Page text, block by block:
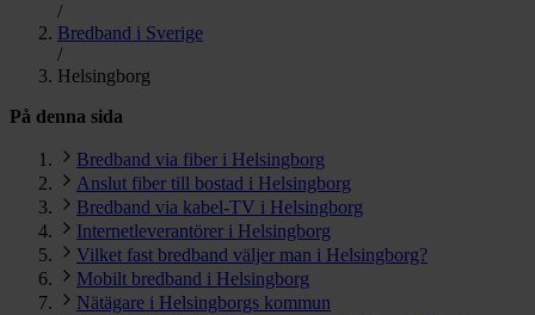
/
Bredband i Sverige
/
Helsingborg
På denna sida
Bredband via fiber i Helsingborg
Anslut fiber till bostad i Helsingborg
Bredband via kabel-TV i Helsingborg
Internetleverantörer i Helsingborg
Vilket fast bredband väljer man i Helsingborg?
Mobilt bredband i Helsingborg
Nätägare i Helsingborgs kommun